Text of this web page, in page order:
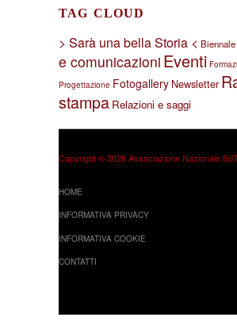
TAG CLOUD
> Sarà una bella Storia < Biennale
e comunicazioni Eventi
Progettazione Fotogallery Newsletter
stampa Relazioni e saggi
Copyright © 2026 Associazione Nazionale
HOME
INFORMATIVA PRIVACY
INFORMATIVA COOKIE
CONTATTI